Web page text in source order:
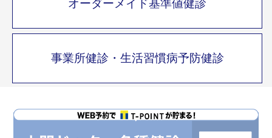
オーダーメイド基準値健診
事業所健診・生活習慣病予防健診